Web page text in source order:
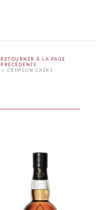
RETOURNER À LA PAGE
PRÉCÉDENTE
CRIMSON CASKS